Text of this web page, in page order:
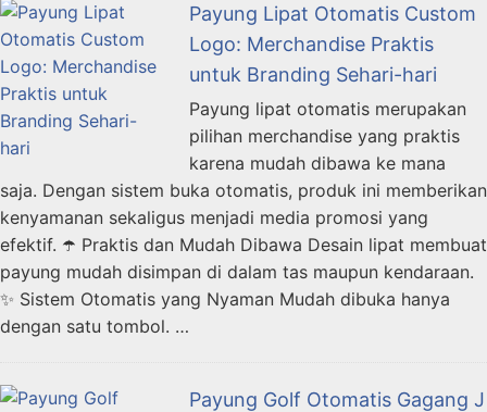
Payung Lipat Otomatis Custom
Logo: Merchandise Praktis
untuk Branding Sehari-hari
Payung lipat otomatis merupakan
pilihan merchandise yang praktis
karena mudah dibawa ke mana
saja. Dengan sistem buka otomatis, produk ini memberikan
kenyamanan sekaligus menjadi media promosi yang
efektif. ☂️ Praktis dan Mudah Dibawa Desain lipat membuat
payung mudah disimpan di dalam tas maupun kendaraan.
✨ Sistem Otomatis yang Nyaman Mudah dibuka hanya
dengan satu tombol. …
Payung Golf Otomatis Gagang J